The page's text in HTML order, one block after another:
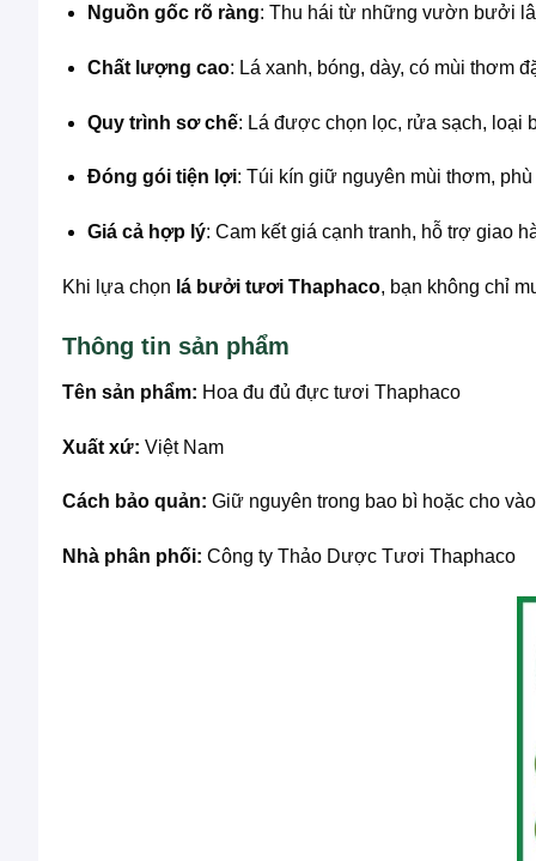
Nguồn gốc rõ ràng: Thu hái từ những vườn bưởi
Chất lượng cao: Lá xanh, bóng, dày, có mùi thơm
Quy trình sơ chế: Lá được chọn lọc, rửa sạch, loại
Đóng gói tiện lợi: Túi kín giữ nguyên mùi thơm,
Giá cả hợp lý: Cam kết giá cạnh tranh, hỗ trợ giao
Khi lựa chọn lá bưởi tươi Thaphaco, bạn không chỉ
Thông tin sản phẩm
Tên sản phẩm: Hoa đu đủ đực tươi Thaphaco
Xuất xứ: Việt Nam
Cách bảo quản: Giữ nguyên trong bao bì hoặc cho
Nhà phân phối: Công ty Thảo Dược Tươi Thaphaco